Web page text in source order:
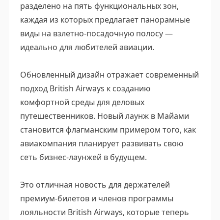
разделено на пять функциональных зон,
каждая из которых предлагает панорамные
виды на взлетно-посадочную полосу —
идеально для любителей авиации.
Обновленный дизайн отражает современный
подход British Airways к созданию
комфортной среды для деловых
путешественников. Новый лаунж в Майами
становится флагманским примером того, как
авиакомпания планирует развивать свою
сеть бизнес-лаунжей в будущем.
Это отличная новость для держателей
премиум-билетов и членов программы
лояльности British Airways, которые теперь